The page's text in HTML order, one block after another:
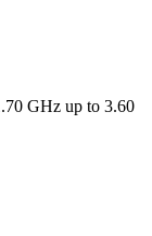
GHz up to 3.60